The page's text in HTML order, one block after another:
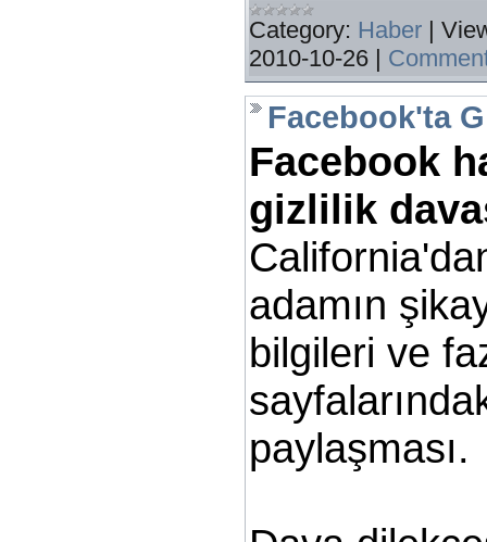
Category: Haber |
2010-10-26 |
Facebook'ta
Facebook
gizlilik
adamın
bilgileri ve
paylaşması.